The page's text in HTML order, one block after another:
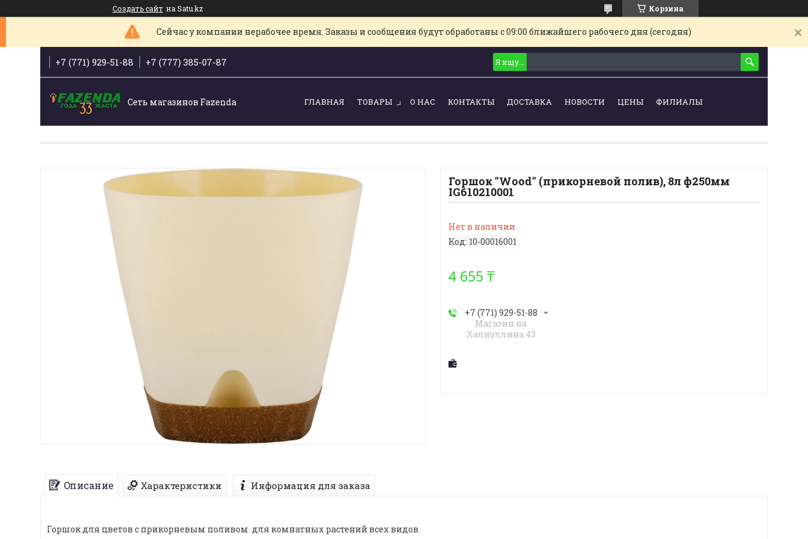
Создать сайт на Satu.kz Корзина
Сейчас у компании нерабочее время. Заказы и сообщения будут обработаны с 09:00 ближайшего рабочего дня (сегодня)
+7 (771) 929-51-88 +7 (777) 385-07-87
Сеть магазинов Fazenda ГЛАВНАЯ ТОВАРЫ О НАС КОНТАКТЫ ДОСТАВКА НОВОСТИ ЦЕНЫ ФИЛИАЛЫ
Горшок "Wood" (прикорневой полив), 8л ф250мм
IG610210001
Нет в наличии
Код: 10-00016001
4 655 ₸
+7 (771) 929-51-88
Магазин на
Халиуллина 43
Описание Характеристики Информация для заказа
Горшок для цветов с прикорневым поливом для комнатных растений всех видов.